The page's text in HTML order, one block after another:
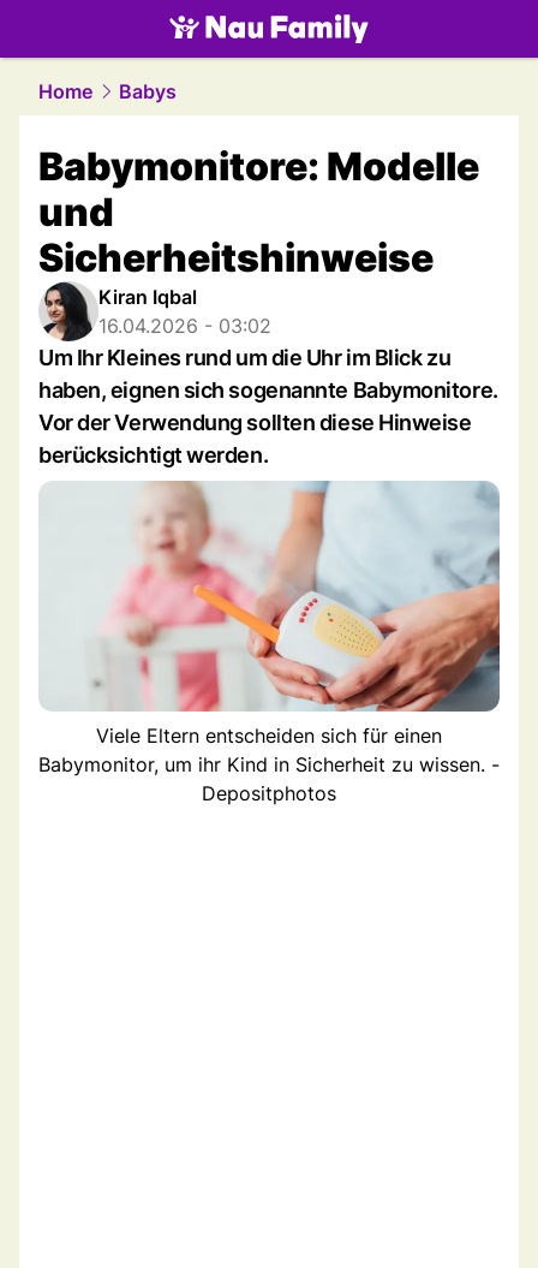
family.NAU.ch
Home Babys
Babymonitore: Modelle
und
Sicherheitshinweise
Kiran Iqbal
16.04.2026 - 03:02
Um Ihr Kleines rund um die Uhr im Blick zu
haben, eignen sich sogenannte Babymonitore.
Vor der Verwendung sollten diese Hinweise
berücksichtigt werden.
Viele Eltern entscheiden sich für einen
Babymonitor, um ihr Kind in Sicherheit zu wissen. -
Depositphotos